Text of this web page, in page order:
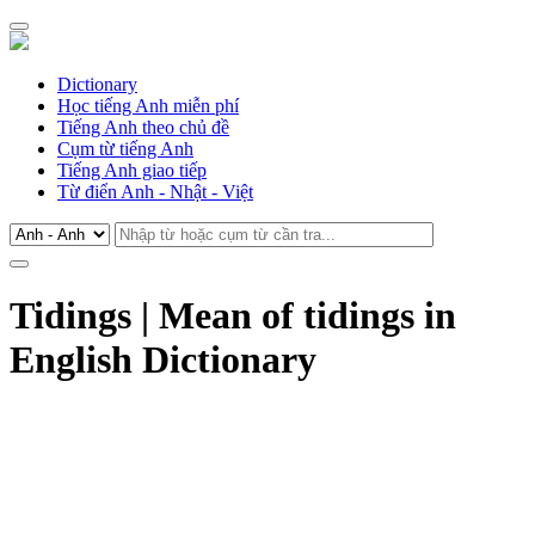
Dictionary
Học tiếng Anh miễn phí
Tiếng Anh theo chủ đề
Cụm từ tiếng Anh
Tiếng Anh giao tiếp
Từ điển Anh - Nhật - Việt
Tidings | Mean of tidings in
English Dictionary